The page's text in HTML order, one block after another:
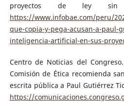
proyectos de ley sin
https://www.infobae.com/peru/
que-copia-y-pega-acusan-a-paul-
inteligencia-artificial-en-sus-
Centro de Noticias del
Comisión de Ética recomienda
escrita pública a Paul Gutiérrez
https://